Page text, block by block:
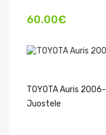
60.00€
TOYOTA Auris
Juostele